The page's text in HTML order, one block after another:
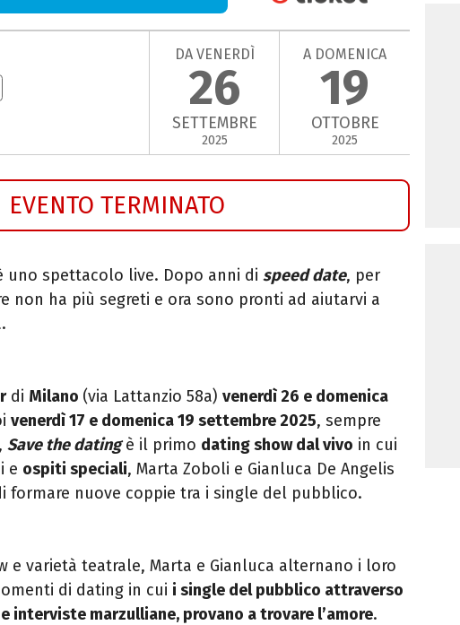
DA VENERDÌ
26
SETTEMBRE
2025
A DOMENICA
19
OTTOBRE
2025
EVENTO TERMINATO
uno spettacolo live. Dopo anni di speed date, per
non ha più segreti e ora sono pronti ad aiutarvi a
di Milano (via Lattanzio 58a) venerdì 26 e domenica
venerdì 17 e domenica 19 settembre 2025, sempre
Save the datingè il primo dating show dal vivo in cui
e ospiti speciali, Marta Zoboli e Gianluca De Angelis
formare nuove coppie tra i single del pubblico.
e varietà teatrale, Marta e Gianluca alternano i loro
di dating in cui i single del pubblico attraverso
interviste marzulliane, provano a trovare l’amore.